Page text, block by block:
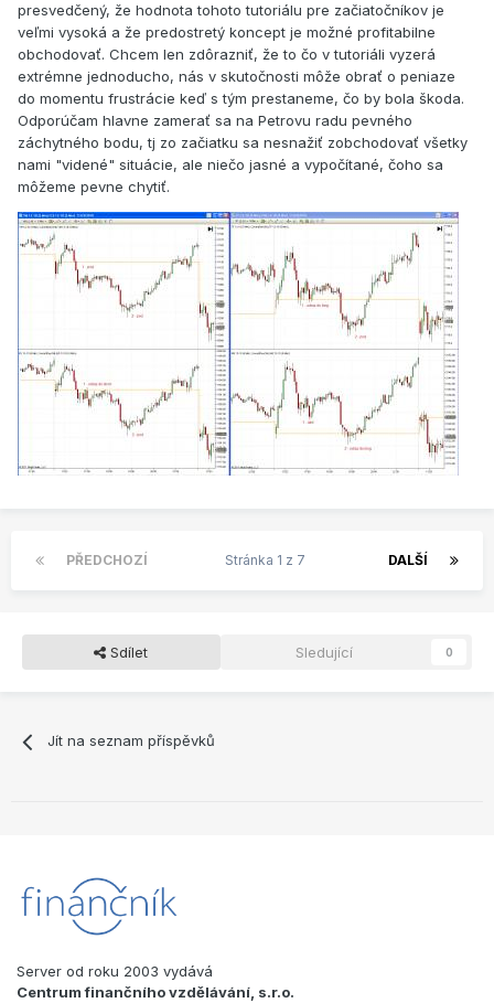
presvedčený, že hodnota tohoto tutoriálu pre začiatočníkov je
veľmi vysoká a že predostretý koncept je možné profitabilne
obchodovať. Chcem len zdôrazniť, že to čo v tutoriáli vyzerá
extrémne jednoducho, nás v skutočnosti môže obrať o peniaze
do momentu frustrácie keď s tým prestaneme, čo by bola škoda.
Odporúčam hlavne zamerať sa na Petrovu radu pevného
záchytného bodu, tj zo začiatku sa nesnažiť zobchodovať všetky
nami "videné" situácie, ale niečo jasné a vypočítané, čoho sa
môžeme pevne chytiť.
PŘEDCHOZÍ DALŠÍ
Stránka 1 z 7
Sdílet Sledující 0
Jít na seznam příspěvků
Server od roku 2003 vydává
Centrum finančního vzdělávání, s.r.o.